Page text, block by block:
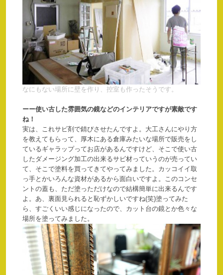
なにもない場所に壁を作り、控室も作ったそうです。
ーー使い古した雰囲気の鏡などのインテリアですが素敵です
ね！
実は、これサビ剤で錆びさせたんですよ。大工さんにやり方
を教えてもらって、厚木にある倉庫みたいな場所で販売をし
ているギャラップってお店があるんですけど、そこで使い古
したダメージング加工の出来るサビ材っていうのが売ってい
て、そこで塗料を買ってきてやってみました。カッコイイ取
っ手とかいろんな資材があるから面白いですよ。このコンセ
ントの蓋も、ただ塗っただけなので結構簡単に出来るんです
よ。あ、裏面見られると恥ずかしいですね(笑)塗ってみた
ら、すごくいい感じになったので、カット台の鏡とか色々な
場所を塗ってみました。